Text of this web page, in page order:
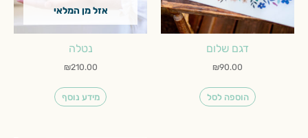
דגם שלום
₪90.00
הוספה לסל
אזל מן המלאי
נטלה
₪210.00
מידע נוסף